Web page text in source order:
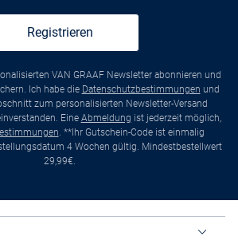
Registrieren
VAN GRAAF Newsletter abonnieren und
Ich habe die Datenschutzbestimmungen und
zum personalisierten Newsletter-Versand
Eine Abmeldung ist jederzeit möglich,
. **Ihr Gutschein-Code ist einmalig
4 Wochen gültig. Mindestbestellwert
29,99€.